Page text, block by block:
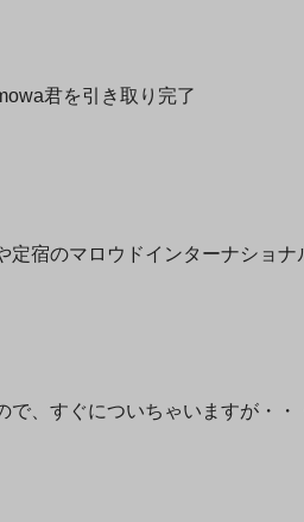
君を引き取り完了
定宿のマロウドインターナショ
で、すぐについちゃいますが・・